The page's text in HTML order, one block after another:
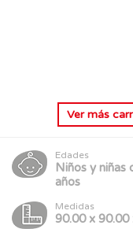
Ver más
Edades
Niños y niñas
años
Medidas
90.00 x 90.00